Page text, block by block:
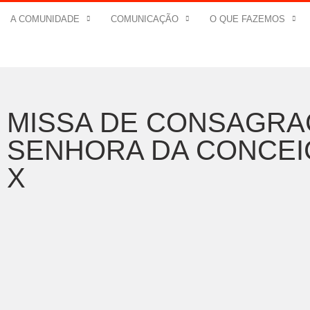
A COMUNIDADE COMUNICAÇÃO O QUE FAZEMOS
MISSA DE
SENHORA DA
X